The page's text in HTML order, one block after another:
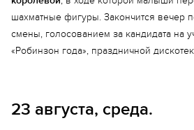
шахматные фигуры. Закончится вечер
смены, голосованием за кандидата на
«Робинзон года», праздничной
23 августа, среда.